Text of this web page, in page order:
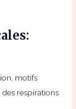
motifs
des respirations